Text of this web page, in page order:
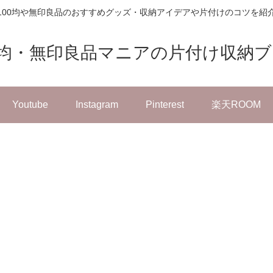
均や無印良品のおすすめグッズ・収納アイデアや片付けのコツを紹
・無印良品マニアの片付け収納
Youtube Instagram Pinterest 楽天ROOM